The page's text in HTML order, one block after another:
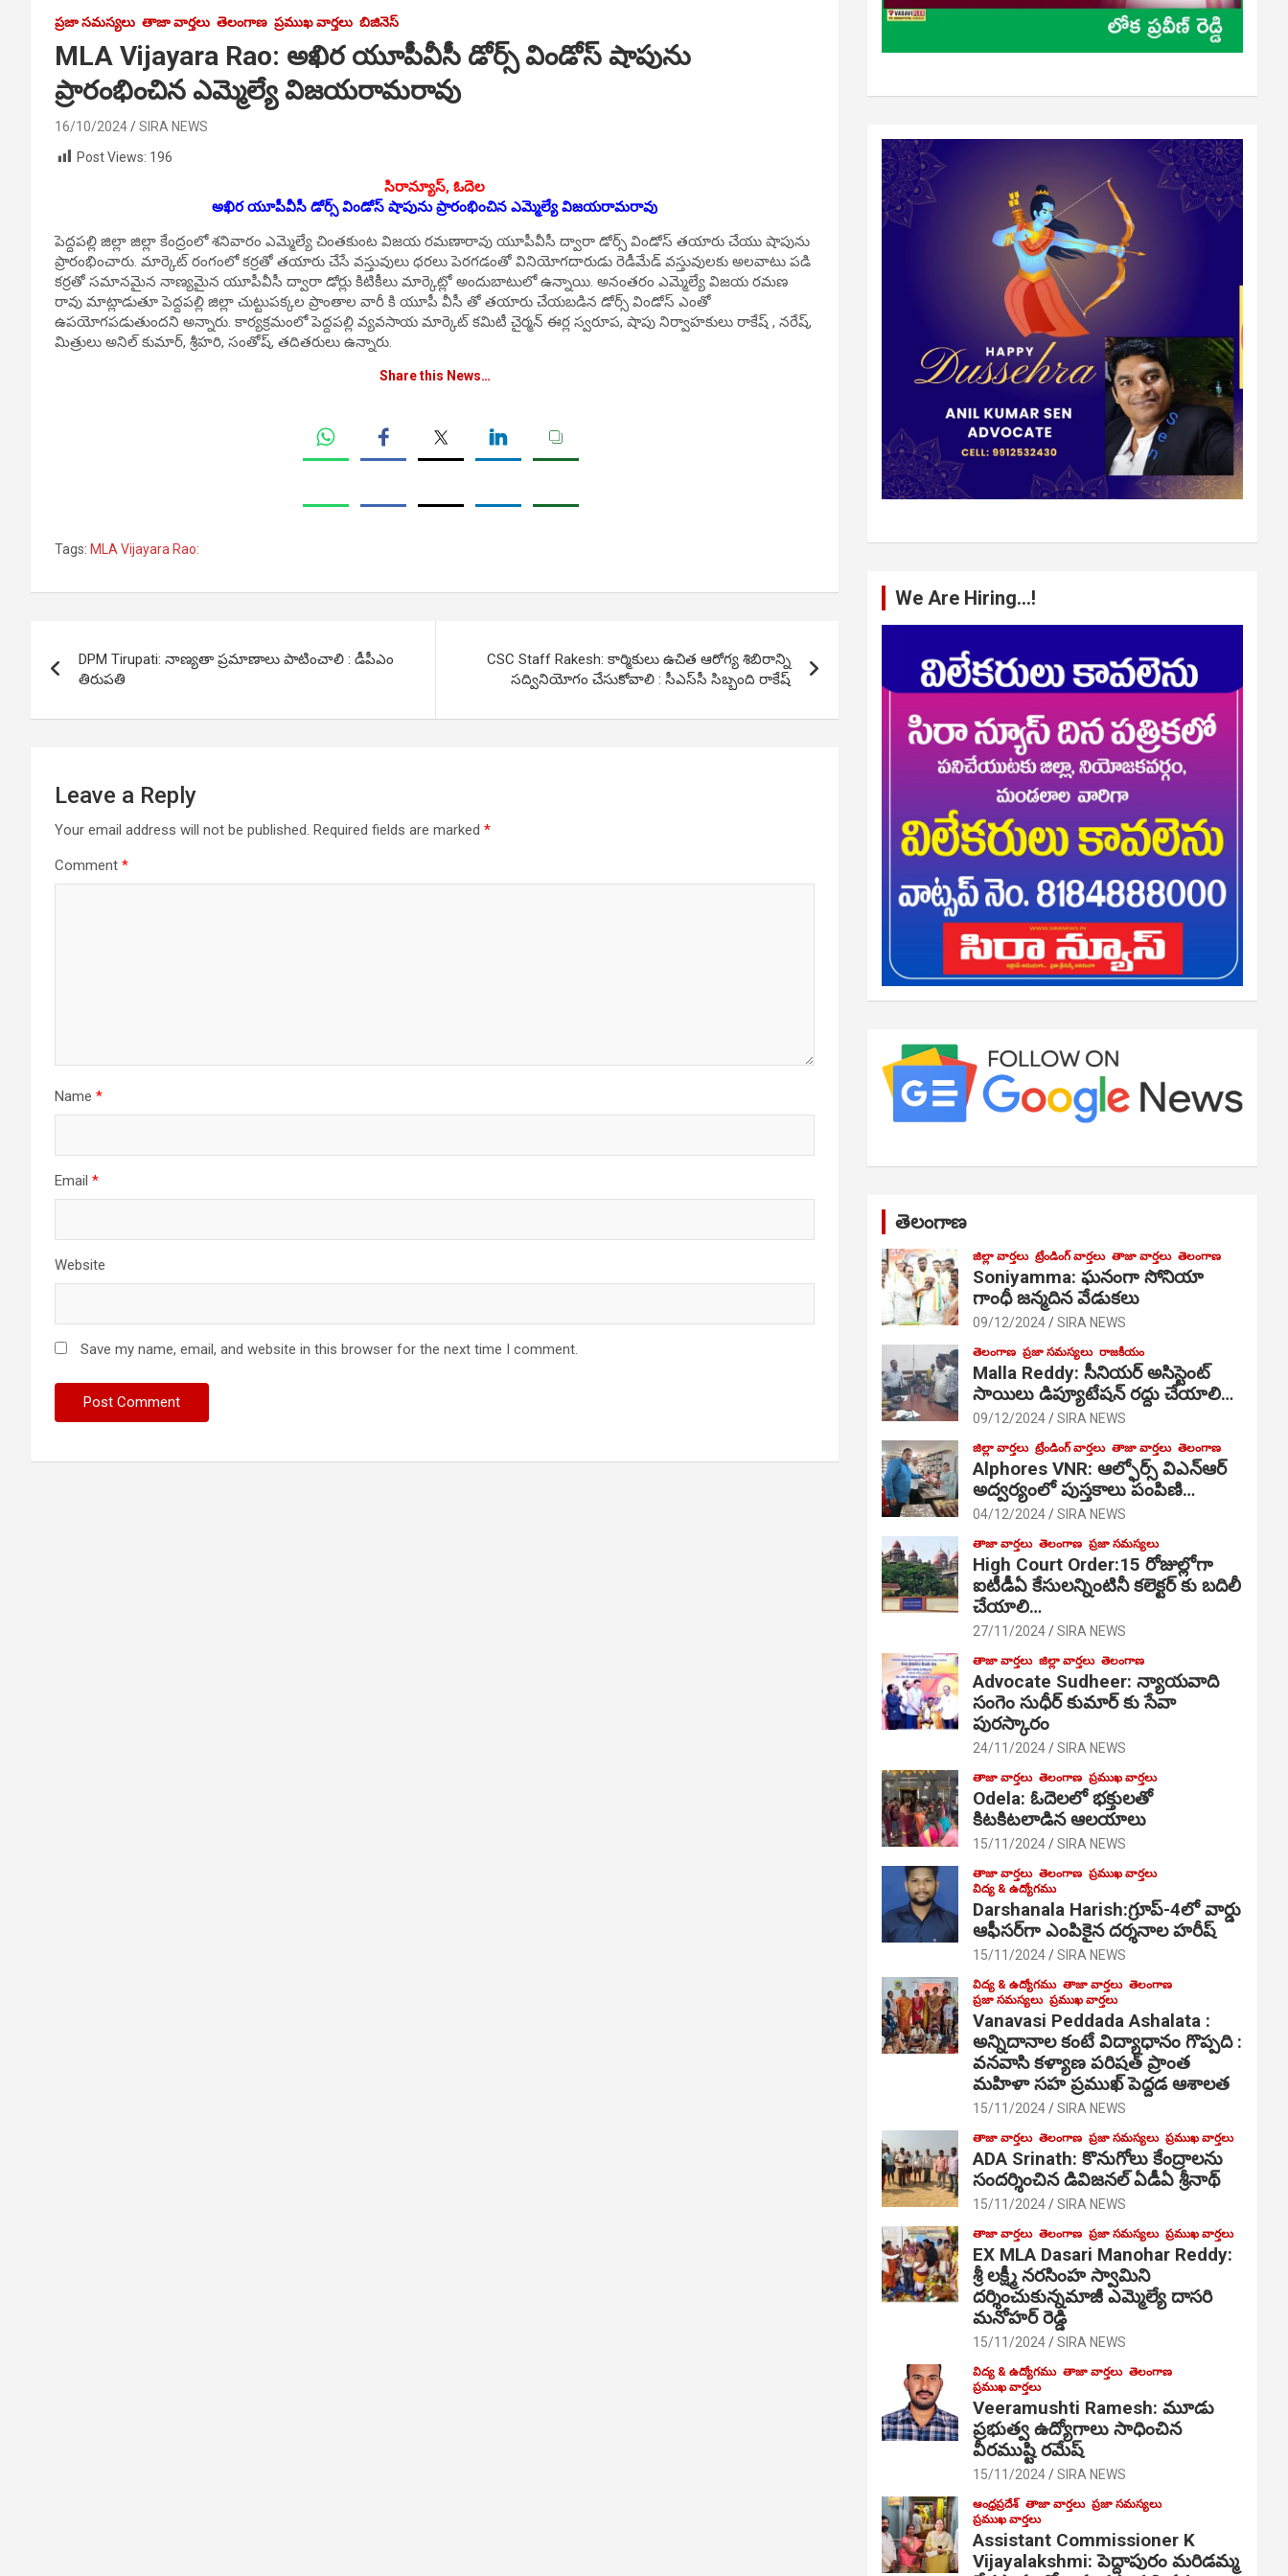
ప్రజా సమస్యలు తాజా వార్తలు తెలంగాణ ప్రముఖ వార్తలు బిజినెస్
MLA Vijayara Rao: అఖిర యూపీవీసీ డోర్స్ విండోస్ షాపును
ప్రారంభించిన ఎమ్మెల్యే విజయరామరావు
16/10/2024
SIRA NEWS
Post Views: 196
సిరాన్యూస్, ఓదెల
అఖిర యూపీవీసీ డోర్స్ విండోస్ షాపును ప్రారంభించిన ఎమ్మెల్యే విజయరామరావు
పెద్దపల్లి జిల్లా జిల్లా కేంద్రంలో శనివారం ఎమ్మెల్యే చింతకుంట విజయ రమణారావు యూపీవీసీ ద్వారా డోర్స్ విండోస్ తయారు చేయు షాపును
ప్రారంభించారు. మార్కెట్ రంగంలో కర్రతో తయారు చేసే వస్తువులు ధరలు పెరగడంతో వినియోగదారుడు రెడీమేడ్ వస్తువులకు అలవాటు పడి
కర్రతో సమానమైన నాణ్యమైన యూపీవీసీ ద్వారా డోర్లు కిటికీలు మార్కెట్లో అందుబాటులో ఉన్నాయి. అనంతరం ఎమ్మెల్యే విజయ రమణ
రావు మాట్లాడుతూ పెద్దపల్లి జిల్లా చుట్టుపక్కల ప్రాంతాల వారీ కి యూపీ వీసీ తో తయారు చేయబడిన డోర్స్ విండోస్ ఎంతో
ఉపయోగపడుతుందని అన్నారు. కార్యక్రమంలో పెద్దపల్లి వ్యవసాయ మార్కెట్ కమిటీ చైర్మన్ ఈర్ల స్వరూప, షాపు నిర్వాహకులు రాకేష్ , నరేష్,
మిత్రులు అనిల్ కుమార్, శ్రీహరి, సంతోష్, తదితరులు ఉన్నారు.
Share this News…
Tags: MLA Vijayara Rao:
navigation
DPM Tirupati: నాణ్యతా ప్రమాణాలు పాటించాలి : డీపీఎం
తిరుపతి
CSC Staff Rakesh: కార్మికులు ఉచిత ఆరోగ్య శిబిరాన్ని
సద్వినియోగం చేసుకోవాలి : సీఎస్‌సీ సిబ్బంది రాకేష్‌
Leave a Reply
Your email address will not be published. Required fields are marked *
Comment *
Name *
Email *
Website
Save my name, email, and website in this browser for the next time I comment.
We Are Hiring…!
తెలంగాణ
జిల్లా వార్తలు ట్రేండింగ్ వార్తలు తాజా వార్తలు తెలంగాణ
Soniyamma: ఘ‌నంగా సోనియా
గాంధీ జ‌న్మ‌దిన వేడుక‌లు
09/12/2024 SIRA NEWS
తెలంగాణ ప్రజా సమస్యలు రాజకీయం
Malla Reddy: సీనియర్ అసిస్టెంట్
సాయిలు డిప్యూటేషన్ రద్దు చేయాలి…
09/12/2024 SIRA NEWS
జిల్లా వార్తలు ట్రేండింగ్ వార్తలు తాజా వార్తలు తెలంగాణ
Alphores VNR: ఆల్ఫోర్స్ విఎన్ఆర్
అద్వర్యంలో పుస్తకాలు పంపిణి…
04/12/2024 SIRA NEWS
తాజా వార్తలు తెలంగాణ ప్రజా సమస్యలు
High Court Order:15 రోజుల్లోగా
ఐటీడీఏ కేసులన్నింటినీ కలెక్టర్ కు బదిలీ
చేయాలి…
27/11/2024 SIRA NEWS
తాజా వార్తలు జిల్లా వార్తలు తెలంగాణ
Advocate Sudheer: న్యాయవాది
సంగెం సుధీర్ కుమార్ కు సేవా
పురస్కారం
24/11/2024 SIRA NEWS
తాజా వార్తలు తెలంగాణ ప్రముఖ వార్తలు
Odela: ఓదెల‌లో భక్తులతో
కిటకిటలాడిన ఆల‌యాలు
15/11/2024 SIRA NEWS
తాజా వార్తలు తెలంగాణ ప్రముఖ వార్తలు
విద్య & ఉద్యోగము
Darshanala Harish:గ్రూప్-4లో వార్డు
ఆఫీసర్‌గా ఎంపికైన దర్శనాల హరీష్
15/11/2024 SIRA NEWS
విద్య & ఉద్యోగము తాజా వార్తలు తెలంగాణ
ప్రజా సమస్యలు ప్రముఖ వార్తలు
Vanavasi Peddada Ashalata :
అన్నిదానాల కంటే విద్యాధానం గొప్పది :
వనవాసి కళ్యాణ పరిషత్ ప్రాంత
మహిళా సహ ప్రముఖ్ పెద్దడ ఆశాలత
15/11/2024 SIRA NEWS
తాజా వార్తలు తెలంగాణ ప్రజా సమస్యలు ప్రముఖ వార్తలు
ADA Srinath: కొనుగోలు కేంద్రాల‌ను
సంద‌ర్శించిన డివిజనల్ ఏడీఏ శ్రీనాథ్
15/11/2024 SIRA NEWS
తాజా వార్తలు తెలంగాణ ప్రజా సమస్యలు ప్రముఖ వార్తలు
EX MLA Dasari Manohar Reddy:
శ్రీ లక్ష్మీ నరసింహ స్వామిని
దర్శించుకున్నమాజీ ఎమ్మెల్యే దాసరి
మనోహర్ రెడ్డి
15/11/2024 SIRA NEWS
విద్య & ఉద్యోగము తాజా వార్తలు తెలంగాణ
ప్రముఖ వార్తలు
Veeramushti Ramesh: మూడు
ప్రభుత్వ ఉద్యోగాలు సాధించిన
వీరముష్టి రమేష్
15/11/2024 SIRA NEWS
ఆంధ్రప్రదేశ్ తాజా వార్తలు ప్రజా సమస్యలు
ప్రముఖ వార్తలు
Assistant Commissioner K
Vijayalakshmi: పెద్దాపురం మరిడమ్మ